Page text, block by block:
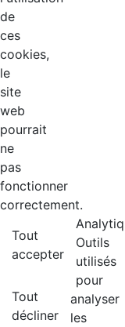
de
ces
cookies,
le
site
web
pourrait
ne
pas
fonctionner
correctement.
Tout
accepter
Tout
décliner
Outils
utilisés
pour
analyser
les